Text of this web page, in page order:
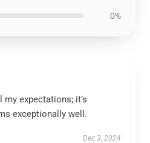
0%
expectations; it’s
exceptionally well.
Dec 3, 2024